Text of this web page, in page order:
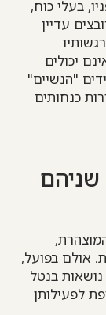
בעלי כוח,
עדיין
יכולים
"הנשיים"
כנחותים
שניהם
אולם בפועל,
נושאות בנטל
לפעילותן